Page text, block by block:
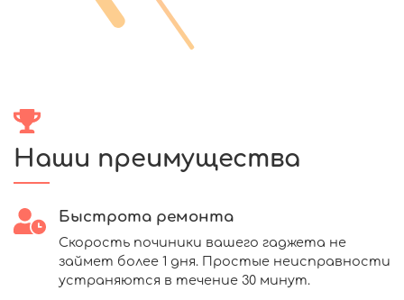
Наши преимущества
Быстрота ремонта
Скорость починики вашего гаджета не
займет более 1 дня. Простые неисправности
устраняются в течение 30 минут.